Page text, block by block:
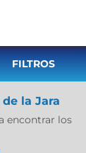
FILTROS
la Jara
encontrar los